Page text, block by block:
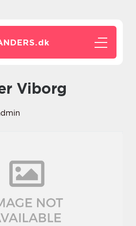
dk
Viborg